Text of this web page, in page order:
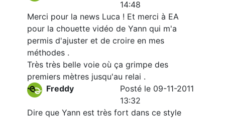
14:48
Merci pour la news Luca ! Et merci à EA
pour la chouette vidéo de Yann qui m'a
permis d'ajuster et de croire en mes
méthodes .
Très très belle voie où ça grimpe des
premiers mètres jusqu'au relai .
Freddy
Posté le 09-11-2011
13:32
Dire que Yann est très fort dans ce style